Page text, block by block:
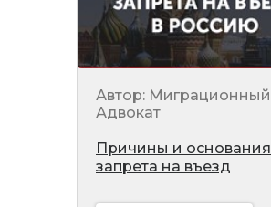
Автор: Миграционный
Адвокат
Причины и основания
запрета на въезд